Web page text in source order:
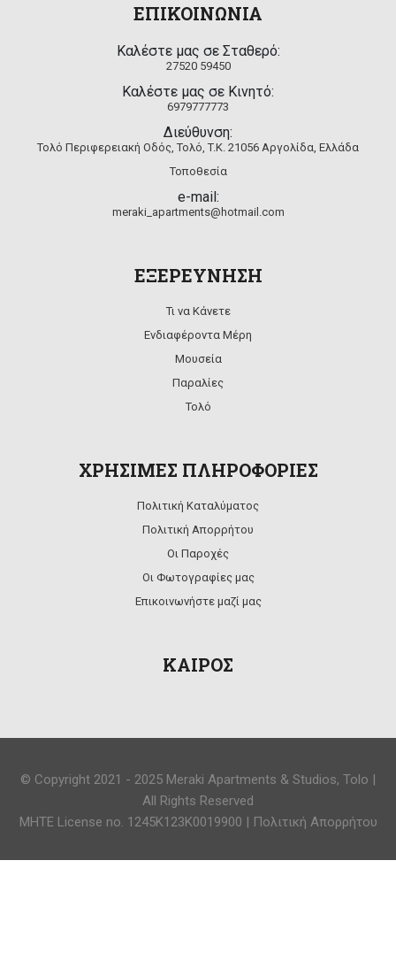
ΕΠΙΚΟΙΝΩΝΙΑ
Καλέστε μας σε Σταθερό:
27520 59450
Καλέστε μας σε Κινητό:
6979777773
Διεύθυνση:
Τολό Περιφερειακή Οδός, Τολό, T.K. 21056 Αργολίδα, Ελλάδα
Τοποθεσία
e-mail:
meraki_apartments@hotmail.com
ΕΞΕΡΕΥΝΗΣΗ
Τι να Κάνετε
Ενδιαφέροντα Μέρη
Μουσεία
Παραλίες
Τολό
ΧΡΗΣΙΜΕΣ ΠΛΗΡΟΦΟΡΙΕΣ
Πολιτική Καταλύματος
Πολιτική Απορρήτου
Οι Παροχές
Οι Φωτογραφίες μας
Επικοινωνήστε μαζί μας
ΚΑΙΡΟΣ
© Copyright 2021 - 2025 Meraki Apartments & Studios, Tolo |
All Rights Reserved
MHTE License no. 1245K123K0019900 | Πολιτική Απορρήτου